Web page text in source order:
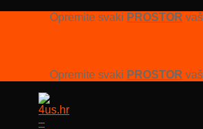
Opremite svaki PROSTOR
Opremite svaki PROSTOR